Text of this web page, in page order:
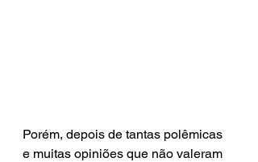
Porém, depois de tantas polêmicas
e muitas opiniões que não valeram